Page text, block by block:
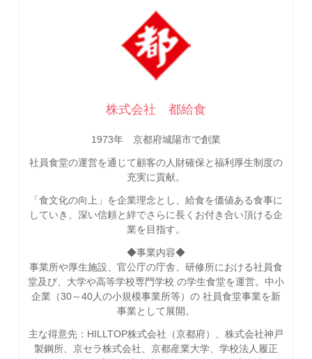
株式会社 都給食
1973年 京都府城陽市で創業
社員食堂の運営を通じて顧客の人財確保と福利厚生制度の
充実に貢献。
「食文化の向上」を企業理念とし、給食を価値ある食事に
していき、深い信頼と絆でさらに長くお付き合い頂ける企
業を目指す。
◆事業内容◆
事業所や厚生施設、官公庁の庁舎、研修所における社員食
堂及び、大学や高等学校専門学校 の学生食堂を運営。中小
企業（30～40人の小規模事業所等）の 社員食堂事業を新
事業として展開。
主な得意先：HILLTOP株式会社（京都府）、株式会社神戸
製鋼所、京セラ株式会社、京都産業大学、学校法人履正